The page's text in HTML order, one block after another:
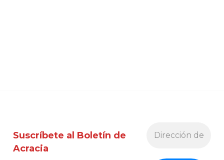
Suscríbete al Boletín de
Acracia